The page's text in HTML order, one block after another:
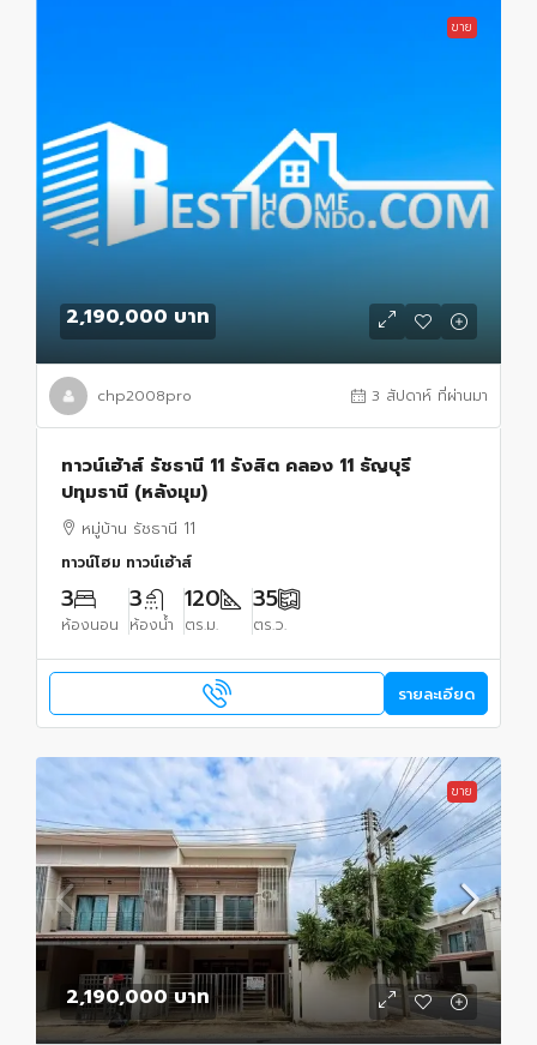
ขาย
2,190,000 บาท
chp2008pro 3 สัปดาห์ ที่ผ่านมา
ทาวน์เฮ้าส์ รัชธานี 11 รังสิต คลอง 11 ธัญบุรี
ปทุมธานี (หลังมุม)
หมู่บ้าน รัชธานี 11
ทาวน์โฮม ทาวน์เฮ้าส์
3
ห้องนอน
3
ห้องน้ำ
120
ตร.ม.
35
ตร.ว.
รายละเอียด
ขาย
2,190,000 บาท